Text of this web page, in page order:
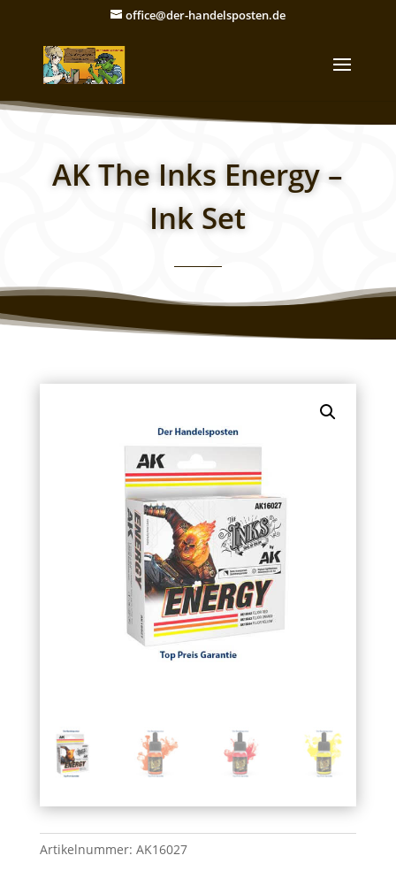
office@der-handelsposten.de
AK The Inks Energy –
Ink Set
Artikelnummer: AK16027